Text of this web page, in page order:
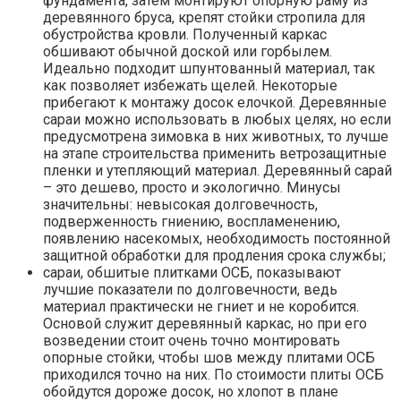
деревянного бруса, крепят стойки стропила для
обустройства кровли. Полученный каркас
обшивают обычной доской или горбылем.
Идеально подходит шпунтованный материал, так
как позволяет избежать щелей. Некоторые
прибегают к монтажу досок елочкой. Деревянные
сараи можно использовать в любых целях, но если
предусмотрена зимовка в них животных, то лучше
на этапе строительства применить ветрозащитные
пленки и утепляющий материал. Деревянный сарай
– это дешево, просто и экологично. Минусы
значительны: невысокая долговечность,
подверженность гниению, воспламенению,
появлению насекомых, необходимость постоянной
защитной обработки для продления срока службы;
сараи, обшитые плитками ОСБ, показывают
лучшие показатели по долговечности, ведь
материал практически не гниет и не коробится.
Основой служит деревянный каркас, но при его
возведении стоит очень точно монтировать
опорные стойки, чтобы шов между плитами ОСБ
приходился точно на них. По стоимости плиты ОСБ
обойдутся дороже досок, но хлопот в плане